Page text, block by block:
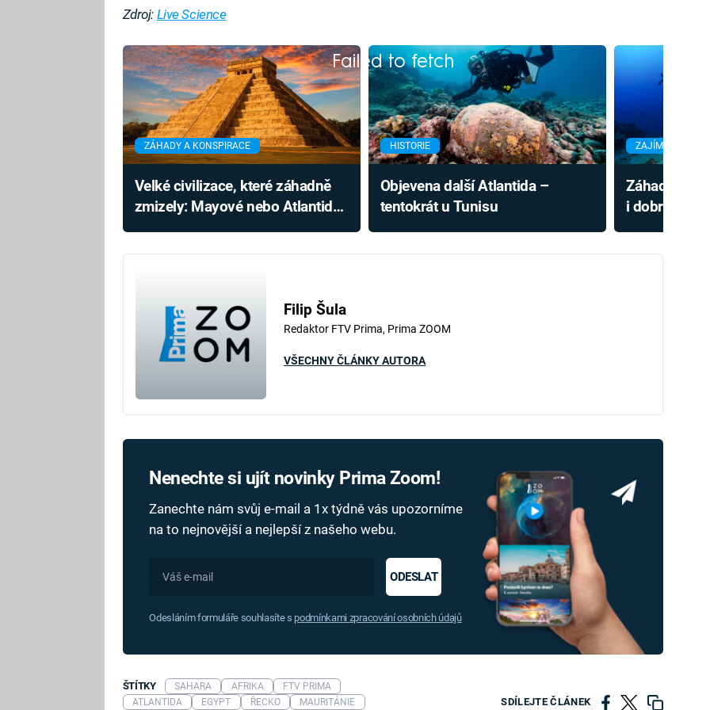
Zdroj: Live Science
Failed to fetch
ZÁHADY A KONSPIRACE
Velké civilizace, které záhadně
zmizely: Mayové nebo Atlantida
HISTORIE
Objevena další Atlantida –
tentokrát u Tunisu
ZAJÍMAVOSTI
Záhadná
i dobrodruhy
Filip Šula
Redaktor FTV Prima, Prima ZOOM
VŠECHNY ČLÁNKY AUTORA
Nenechte si ujít novinky Prima Zoom!
Zanechte nám svůj e-mail a 1x týdně vás upozorníme
na to nejnovější a nejlepší z našeho webu.
ODESLAT
Odesláním formuláře souhlasíte s podmínkami zpracování osobních údajů
SDÍLEJTE ČLÁNEK
ŠTÍTKY SAHARA AFRIKA
FTV PRIMA
ATLANTIDA
EGYPT ŘECKO MAURITÁNIE